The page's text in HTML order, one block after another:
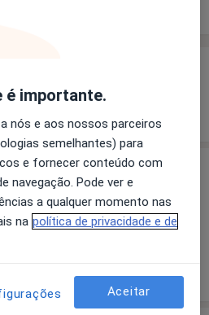
mais detalhes
sobre a experiência
sobre serviços e preços
não adicionou nenhuma
é importante.
nós e aos nossos parceiros
semelhantes) para
e fornecer conteúdo com
navegação. Pode ver e
a qualquer momento nas
na política de privacidade e de
Aceitar